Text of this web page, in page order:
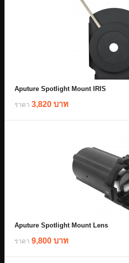
Aputure Spotlight Mount IRIS
ราคา 3,820 บาท
Aputure Spotlight Mount Lens
ราคา 9,800 บาท